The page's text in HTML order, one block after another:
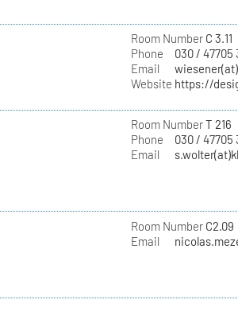
Room NumberC 3.11
Phone
030 / 47705
Email
Website https://
Room NumberT 216
Phone
030 / 47705
Email
Room NumberC2.09
Email